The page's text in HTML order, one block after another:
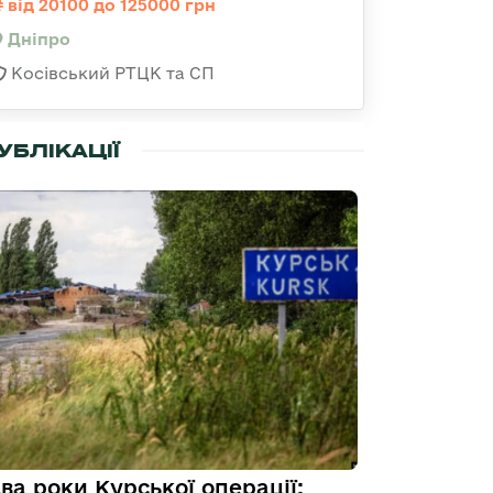
від 20100 до 125000 грн
Дніпро
Косівський РТЦК та СП
роки Курської операції: